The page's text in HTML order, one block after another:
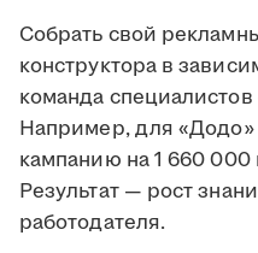
Собрать свой
конструктора в
команда
Например, для «Додо»
кампанию на 1 660 000
Результат — рост
работодателя.